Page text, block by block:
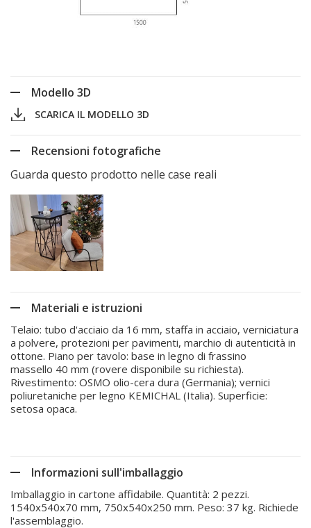
Modello 3D
SCARICA IL MODELLO 3D
Recensioni fotografiche
Guarda questo prodotto nelle case reali
Materiali e istruzioni
Telaio: tubo d'acciaio da 16 mm, staffa in acciaio, verniciatura
a polvere, protezioni per pavimenti, marchio di autenticità in
ottone. Piano per tavolo: base in legno di frassino
massello 40 mm (rovere disponibile su richiesta).
Rivestimento: OSMO olio-cera dura (Germania); vernici
poliuretaniche per legno KEMICHAL (Italia). Superficie:
setosa opaca.
Informazioni sull'imballaggio
Imballaggio in cartone affidabile. Quantità: 2 pezzi.
1540x540x70 mm, 750x540x250 mm. Peso: 37 kg. Richiede
l'assemblaggio.